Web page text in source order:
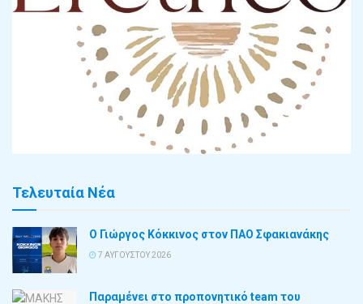
Τελευταία Νέα
Ο Γιώργος Κόκκινος στον ΠΑΟ Σφακιανάκης
7 ΑΥΓΟΎΣΤΟΥ 2026
Παραμένει στο προπονητικό team του